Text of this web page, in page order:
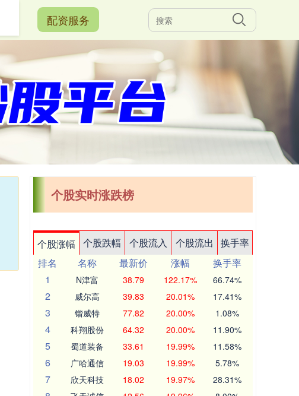
配资服务
个股实时涨跌榜
个股涨幅 个股跌幅 个股流入 个股流出
换手率
排名
名称 最新价 涨幅
换手率
1
N津富 38.79 122.17% 66.74%
2 威尔高 39.83 20.01% 17.41%
3 锴威特 77.82 20.00% 1.08%
4 科翔股份 64.32 20.00% 11.90%
5 蜀道装备 33.61 19.99% 11.58%
6 广哈通信 19.03 19.99% 5.78%
7 欣天科技 18.02 19.97% 28.31%